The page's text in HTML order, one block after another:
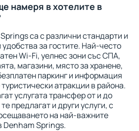
намеря в хотелите в
са с различни стандарти и
за гостите. Най-често
Wi-Fi, уелнес зони със СПА,
магазини, място за хранене,
паркинг и информация
атракции в района.
услугата трансфер от и до
предлагат и други услуги, с
на най-важните
Denham Springs.